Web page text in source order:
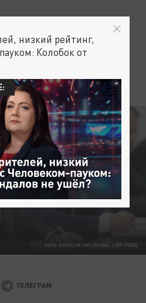
ФОТО: KREMLIN POOL/GLOBAL LOOK PRESS
низкий рейтинг,
Колобок от